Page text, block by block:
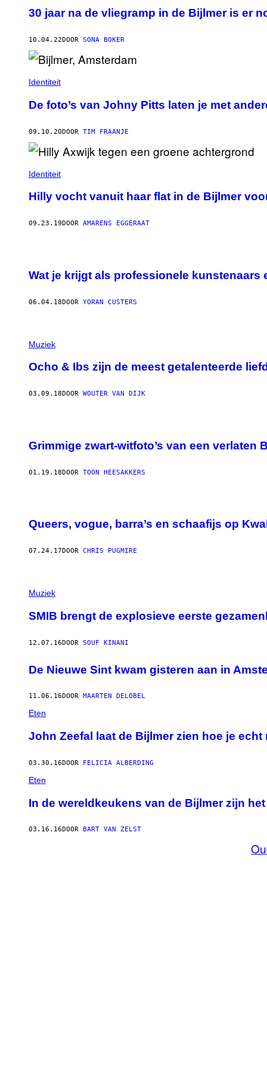
30 jaar na de vliegramp in de Bijlmer is er
10.04.22DOOR SONA BOKER
Identiteit
De foto’s van Johny Pitts laten je met
09.10.20DOOR TIM FRAANJE
Identiteit
Hilly vocht vanuit haar flat in de Bijlmer
09.23.19DOOR AMARENS EGGERAAT
Wat je krijgt als professionele kunstenaars
06.04.18DOOR YORAN CUSTERS
Muziek
Ocho & Ibs zijn de meest getalenteerde
03.09.18DOOR WOUTER VAN DIJK
Grimmige zwart-witfoto’s van een verlaten
01.19.18DOOR TOON HEESAKKERS
Queers, vogue, barra’s en schaafijs op
07.24.17DOOR CHRIS PUGMIRE
Muziek
SMIB brengt de explosieve eerste
12.07.16DOOR SOUF KINANI
De Nieuwe Sint kwam gisteren aan in
11.06.16DOOR MAARTEN DELOBEL
Eten
John Zeefal laat de Bijlmer zien hoe je echt
03.30.16DOOR FELICIA ALBERDING
Eten
In de wereldkeukens van de Bijlmer zijn
03.16.16DOOR BART VAN ZELST